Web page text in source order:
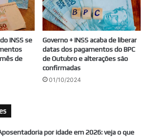
INSS se
de
Governo + INSS acaba de liberar
datas dos pagamentos do BPC
de Outubro e alterações são
confirmadas
01/10/2024
por idade em 2026: veja o que